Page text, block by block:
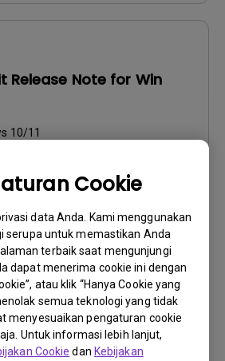
Cookie
data Anda. Kami menggunakan
serupa untuk memastikan Anda
terbaik saat mengunjungi
dapat menerima cookie ini dengan
atau klik “Hanya Cookie yang
semua teknologi yang tidak
menyesuaikan pengaturan cookie
Untuk informasi lebih lanjut,
Cookie dan Kebijakan
Release Note for Win
10/11
to use Guide